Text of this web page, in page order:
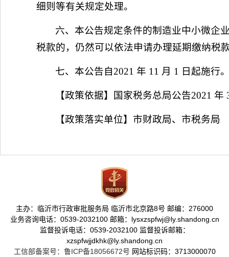
细则等有关规定处理。
六、本公告规定条件的制造业中小微企
税款的，仍然可以依法申请办理延期缴纳税
七、本公告自2021 年 11 月 1 日起施行
【政策依据】国家税务总局公告2021 年
【政策落实单位】市财政局、市税务局
主办：临沂市行政审批服务局 临沂市北京路8号 邮编：276000
业务咨询电话：0539-2032100 邮箱：lysxzspfwj@ly.shandong.cn
监督投诉电话：0539-2032100 监督投诉邮箱：
xzspfwjjdkhk@ly.shandong.cn
工信部备案号：鲁ICP备18056672号 网站标识码：3713000070